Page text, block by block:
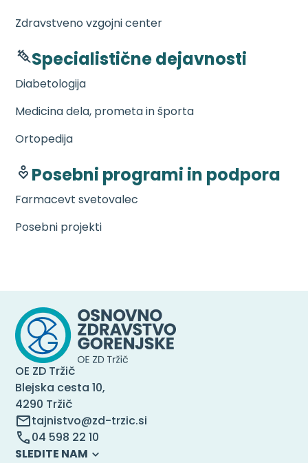
Zdravstveno vzgojni center
Specialistične dejavnosti
Diabetologija
Medicina dela, prometa in športa
Ortopedija
Posebni programi in podpora
Farmacevt svetovalec
Posebni projekti
OE ZD Tržič
Blejska cesta 10,
4290 Tržič
tajnistvo@zd-trzic.si
04 598 22 10
SLEDITE NAM